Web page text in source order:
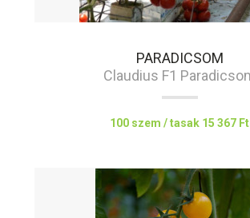
PARADICSOM
Claudius F1
100 szem / tasak 15 367 Ft